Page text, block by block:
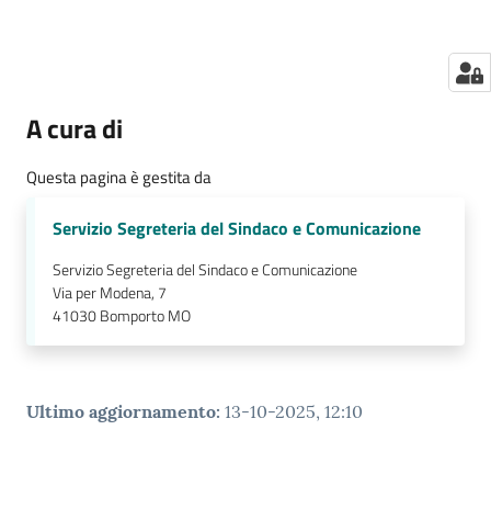
A cura di
Questa pagina è gestita da
Servizio Segreteria del Sindaco e Comunicazione
Servizio Segreteria del Sindaco e Comunicazione
Via per Modena, 7
41030Bomporto MO
Ultimo aggiornamento: 13-10-2025, 12:10